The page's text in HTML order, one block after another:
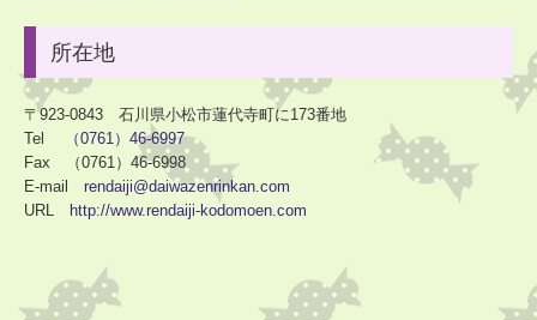
25日(金)ひまわり：よさこい
30日(火
＊布団は隔週に持ち帰りとなります
■2026年6月子育て支援室「きらきらぼし」の予定
から11： 30の間
所在地
〒923-0843 石川県小松市蓮代寺町に173番地
Tel
（0761）46-6997
Fax （0761）46-6998
E-mail rendaiji@daiwazenrinkan.com
URL http://www.rendaiji-kodomoen.com